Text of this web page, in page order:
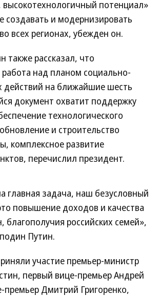
высокотехнологичный потенциал»
создавать и модернизировать
всех регионах, убежден он.
также рассказал, что
работа над планом социально-
действий на ближайшие шесть
документ охватит поддержку
технологического
и строительство
комплексное развитие
перечислил президент.
главная задача, наш безусловный
повышение доходов и качества
благополучия российских семей»,
Путин.
участие премьер-министр
первый вице-премьер Андрей
премьер Дмитрий Григоренко,